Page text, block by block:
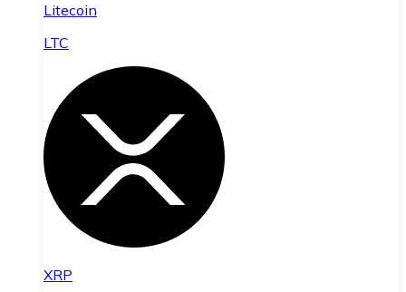
Litecoin
LTC
XRP